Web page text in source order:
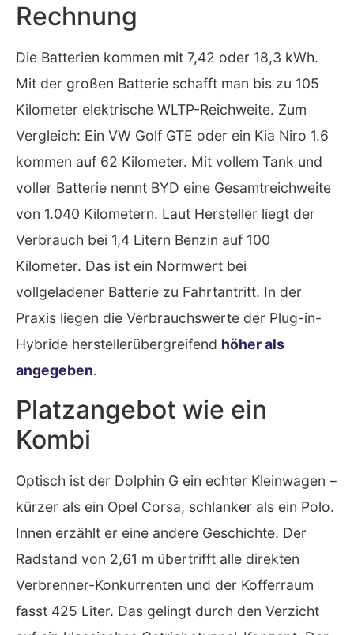
Rechnung
Die Batterien kommen mit 7,42 oder 18,3 kWh.
Mit der großen Batterie schafft man bis zu 105
Kilometer elektrische WLTP-Reichweite. Zum
Vergleich: Ein VW Golf GTE oder ein Kia Niro 1.6
kommen auf 62 Kilometer. Mit vollem Tank und
voller Batterie nennt BYD eine Gesamtreichweite
von 1.040 Kilometern. Laut Hersteller liegt der
Verbrauch bei 1,4 Litern Benzin auf 100
Kilometer. Das ist ein Normwert bei
vollgeladener Batterie zu Fahrtantritt. In der
Praxis liegen die Verbrauchswerte der Plug-in-
Hybride herstellerübergreifend höher als
angegeben.
Platzangebot wie ein
Kombi
Optisch ist der Dolphin G ein echter Kleinwagen –
kürzer als ein Opel Corsa, schlanker als ein Polo.
Innen erzählt er eine andere Geschichte. Der
Radstand von 2,61 m übertrifft alle direkten
Verbrenner-Konkurrenten und der Kofferraum
fasst 425 Liter. Das gelingt durch den Verzicht